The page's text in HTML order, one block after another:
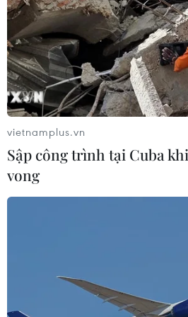
06/08/2026 23:00
An Giang: Cháy lớn ở khu dân
khiến 5 căn nhà bị hư hại
06/08/2026 16:12
Tiếp tục đổi mới, nâng cao
công tác cai nghiện ma túy
lừa đảo "chạy án" tại Đắk Lắk
vietnamplus.vn
Sập công trình tại Cuba
vong